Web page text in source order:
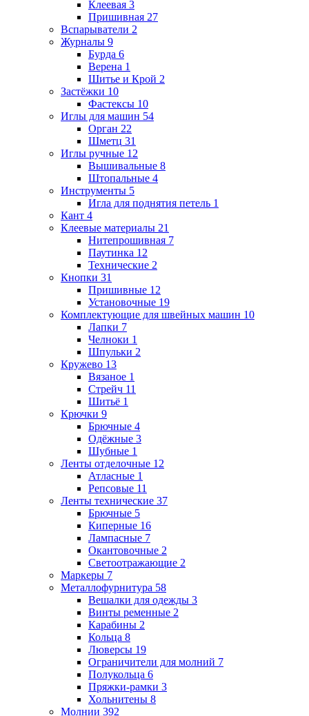
Клеевая 3
Пришивная 27
Вспарыватели 2
Журналы 9
Бурда 6
Верена 1
Шитье и Крой 2
Застёжки 10
Фастексы 10
Иглы для машин 54
Орган 22
Шметц 31
Иглы ручные 12
Вышивальные 8
Штопальные 4
Инструменты 5
Игла для поднятия петель 1
Кант 4
Клеевые материалы 21
Нитепрошивная 7
Паутинка 12
Технические 2
Кнопки 31
Пришивные 12
Установочные 19
Комплектующие для швейных машин 10
Лапки 7
Челноки 1
Шпульки 2
Кружево 13
Вязаное 1
Стрейч 11
Шитьё 1
Крючки 9
Брючные 4
Одёжные 3
Шубные 1
Ленты отделочные 12
Атласные 1
Репсовые 11
Ленты технические 37
Брючные 5
Киперные 16
Лампасные 7
Окантовочные 2
Светоотражающие 2
Маркеры 7
Металлофурнитура 58
Вешалки для одежды 3
Винты ременные 2
Карабины 2
Кольца 8
Люверсы 19
Ограничители для молний 7
Полукольца 6
Пряжки-рамки 3
Хольнитены 8
Молнии 392